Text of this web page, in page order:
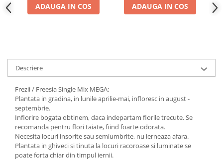
Fungicid
Insecticid
Tratamente repaus vegetativ
Ingrasaminte plante
Ingrasaminte plante
Ingrasaminte plante - CUTIE / KG
Ingrasaminte plante - ECOLOGICE
ADAUGA IN COS ADAUGA IN COS
Descriere
Frezii / Freesia Single Mix MEGA:
Plantata in gradina, in lunile aprilie-mai, infloresc in august -
septembrie.
Inflorire bogata obtinem, daca indepartam florile trecute. Se
recomanda pentru flori taiate, fiind foarte odorata.
Necesita locuri insorite sau semiumbrite, nu ierneaza afara.
Plantata in ghiveci si tinuta la locuri racoroase si luminate se
poate forta chiar din timpul iernii.